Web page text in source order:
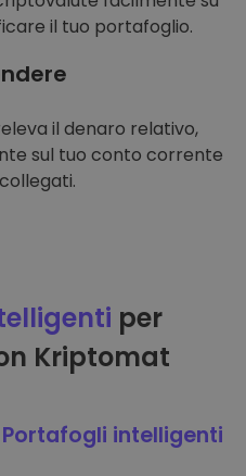
il tuo portafoglio.
il denaro relativo,
sul tuo conto corrente
per
Kriptomat
Portafogli intelligenti